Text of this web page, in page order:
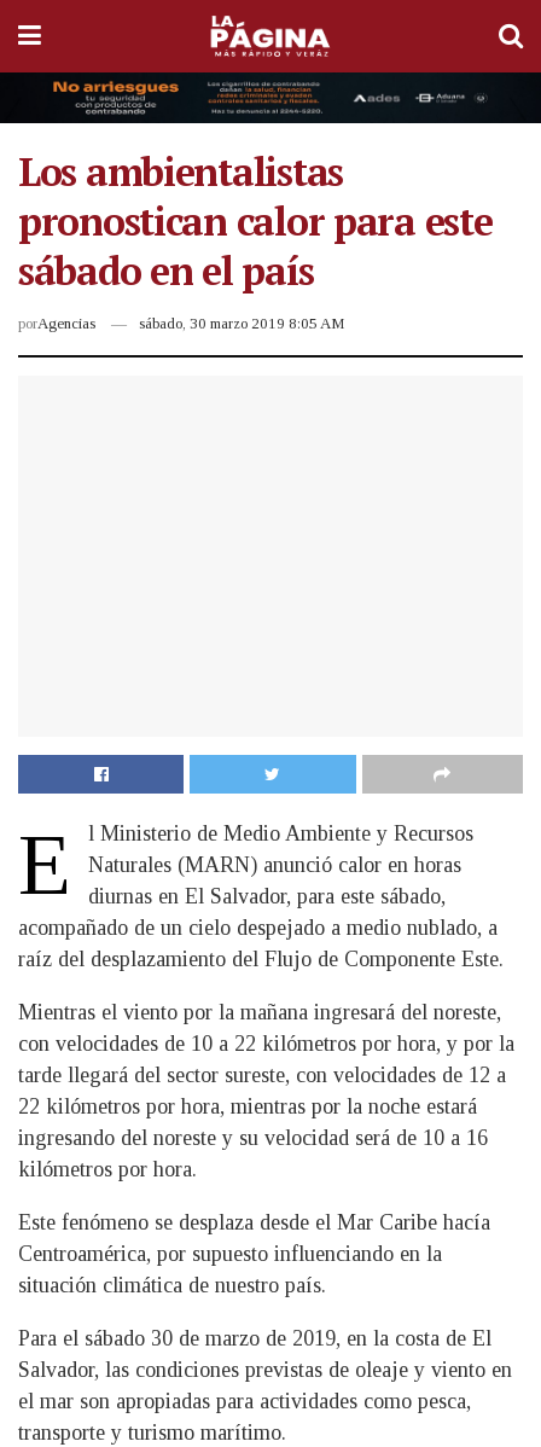
Los ambientalistas
pronostican calor para este
sábado en el país
porAgencias sábado, 30 marzo 2019 8:05 AM
E
l Ministerio de Medio Ambiente y Recursos
Naturales (MARN) anunció calor en horas
diurnas en El Salvador, para este sábado,
acompañado de un cielo despejado a medio nublado, a
raíz del desplazamiento del Flujo de Componente Este.
Mientras el viento por la mañana ingresará del noreste,
con velocidades de 10 a 22 kilómetros por hora, y por la
tarde llegará del sector sureste, con velocidades de 12 a
22 kilómetros por hora, mientras por la noche estará
ingresando del noreste y su velocidad será de 10 a 16
kilómetros por hora.
Este fenómeno se desplaza desde el Mar Caribe hacía
Centroamérica, por supuesto influenciando en la
situación climática de nuestro país.
Para el sábado 30 de marzo de 2019, en la costa de El
Salvador, las condiciones previstas de oleaje y viento en
el mar son apropiadas para actividades como pesca,
transporte y turismo marítimo.